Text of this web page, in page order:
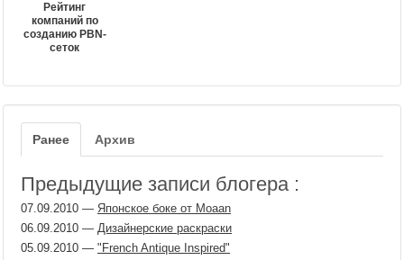
Рейтинг
компаний по
созданию PBN-
сеток
Ранее Архив
Предыдущие записи блогера :
07.09.2010 — Японское боке от Moaan
06.09.2010 — Дизайнерские раскраски
05.09.2010 — "French Antique Inspired"